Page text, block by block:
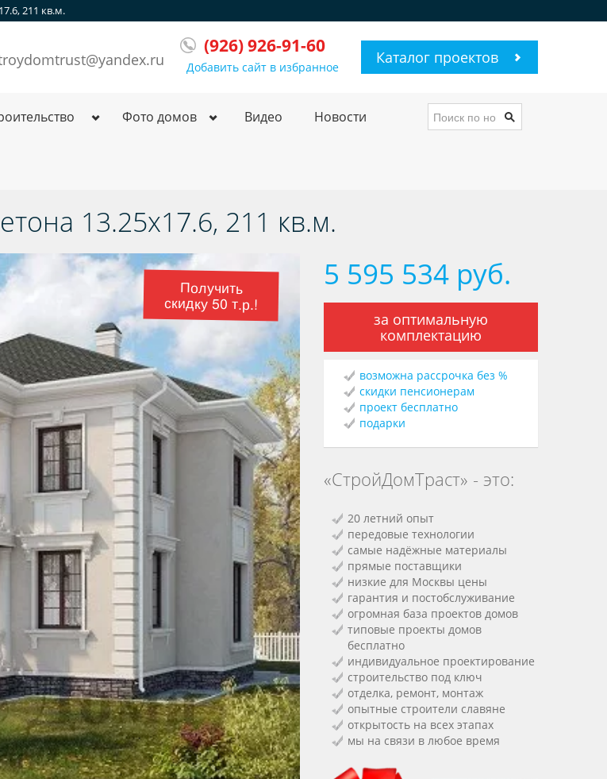
211 кв.м.
(926) 926-91-60
Каталог проектов
Добавить сайт в избранное
Фото домов Видео Новости
13.25x17.6, 211 кв.м.
Получить
скидку 50 т.р.!
5 595 534 руб.
за оптимальную
комплектацию
возможна рассрочка без %
скидки пенсионерам
проект бесплатно
подарки
«СтройДомТраст» - это:
20 летний опыт
передовые технологии
самые надёжные материалы
прямые поставщики
низкие для Москвы цены
гарантия и постобслуживание
огромная база проектов домов
типовые проекты домов
бесплатно
индивидуальное проектирование
строительство под ключ
отделка, ремонт, монтаж
опытные строители славяне
открытость на всех этапах
мы на связи в любое время